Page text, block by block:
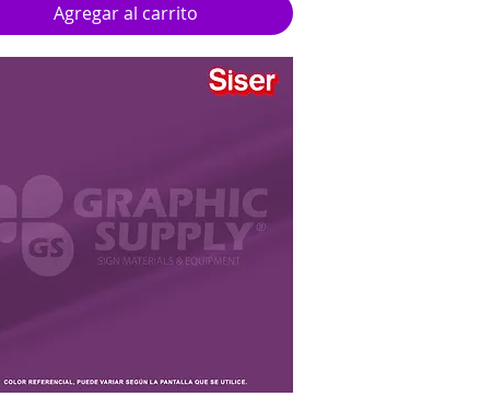
Agregar al carrito